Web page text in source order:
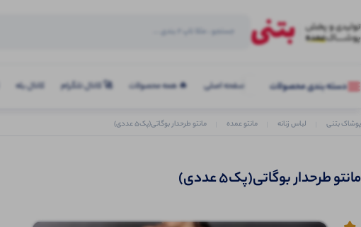
دسته بندی محصولات صفحه اصلی 🔥 همه محصولات 🚀 کانال تلگرام کانال بله
پوشاک بتنی لباس زنانه مانتو عمده مانتو طرحدار بوگاتی(پک5 عددی)
مانتو طرحدار بوگاتی(پک5 عددی)